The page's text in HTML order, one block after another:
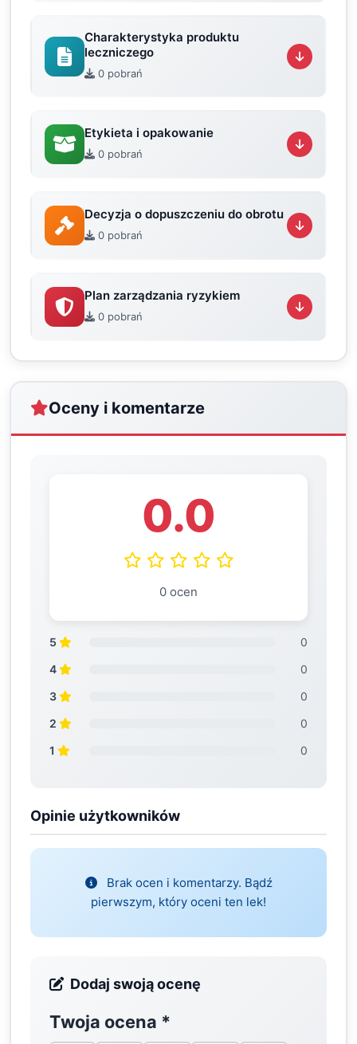
Charakterystyka produktu
leczniczego
0 pobrań
Etykieta i opakowanie
0 pobrań
Decyzja o dopuszczeniu do obrotu
0 pobrań
Plan zarządzania ryzykiem
0 pobrań
Oceny i komentarze
0.0
0 ocen
5
0
4
0
3
0
2
0
1
0
Opinie użytkowników
Brak ocen i komentarzy. Bądź
pierwszym, który oceni ten lek!
Dodaj swoją ocenę
Twoja ocena *